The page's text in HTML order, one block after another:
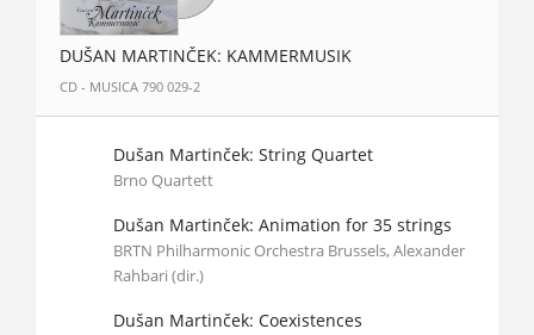
DUŠAN MARTINČEK: KAMMERMUSIK
CD - MUSICA 790 029-2
Dušan Martinček: String Quartet
Brno Quartett
Dušan Martinček: Animation for 35 strings
BRTN Philharmonic Orchestra Brussels, Alexander
Rahbari (dir.)
Dušan Martinček: Coexistences